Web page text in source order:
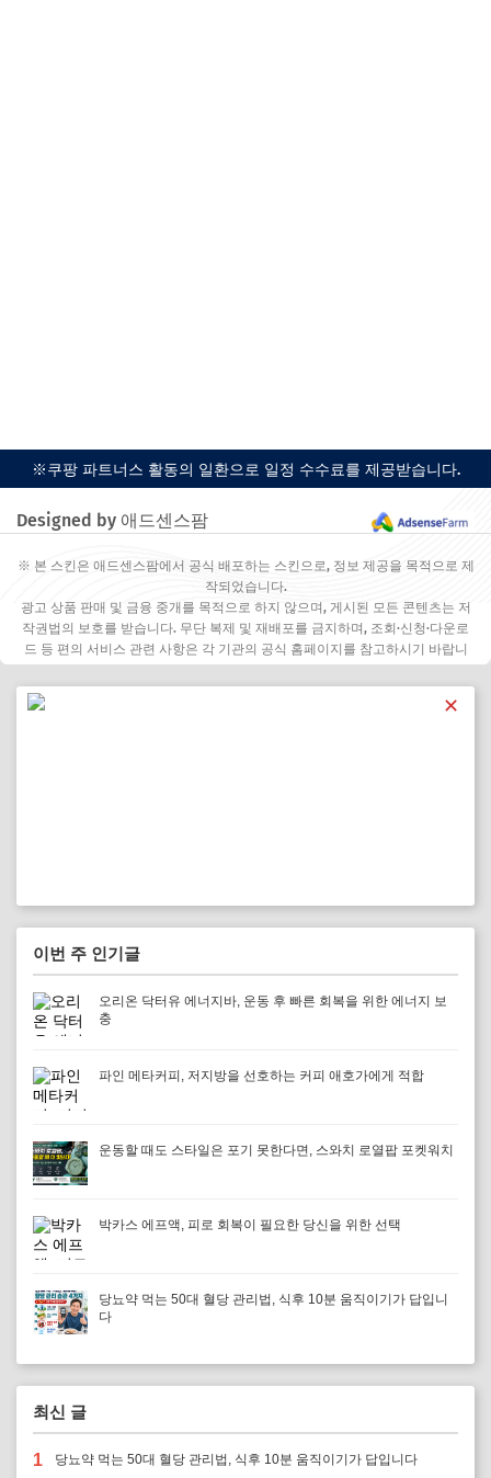
※쿠팡 파트너스 활동의 일환으로 일정 수수료를 제공받습니다.
Designed by 애드센스팜
※ 본 스킨은 애드센스팜에서 공식 배포하는 스킨으로, 정보 제공을 목적으로 제
작되었습니다.
광고 상품 판매 및 금융 중개를 목적으로 하지 않으며, 게시된 모든 콘텐츠는 저
작권법의 보호를 받습니다. 무단 복제 및 재배포를 금지하며, 조회·신청·다운로
드 등 편의 서비스 관련 사항은 각 기관의 공식 홈페이지를 참고하시기 바랍니
✕
이번 주 인기글
오리온 닥터유 에너지바, 운동 후 빠른 회복을 위한 에너지 보
충
파인 메타커피, 저지방을 선호하는 커피 애호가에게 적합
운동할 때도 스타일은 포기 못한다면, 스와치 로열팝 포켓워치
박카스 에프액, 피로 회복이 필요한 당신을 위한 선택
당뇨약 먹는 50대 혈당 관리법, 식후 10분 움직이기가 답입니
다
최신 글
1 당뇨약 먹는 50대 혈당 관리법, 식후 10분 움직이기가 답입니다